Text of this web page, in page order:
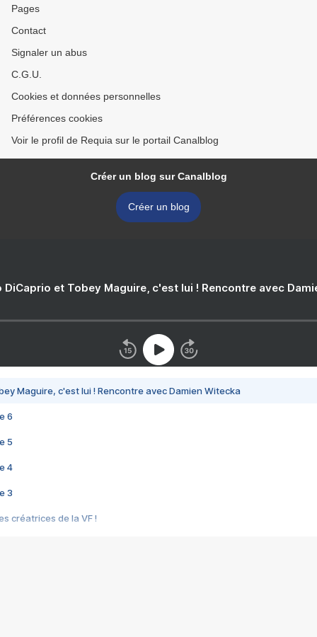
Pages
Contact
Signaler un abus
C.G.U.
Cookies et données personnelles
Préférences cookies
Voir le profil de Requia sur le portail Canalblog
Créer un blog sur Canalblog
Créer un blog
DiCaprio et Tobey Maguire, c'est lui ! Rencontre avec
Maguire, c'est lui ! Rencontre avec Damien Witecka
6
5
4
3
créatrices de la VF !